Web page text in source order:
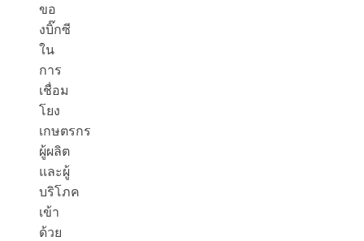
ขอ
งบิ๊กซี
ใน
การ
เชื่อม
โยง
เกษตรกร
ผู้ผลิต
และผู้
บริโภค
เข้า
ด้วย